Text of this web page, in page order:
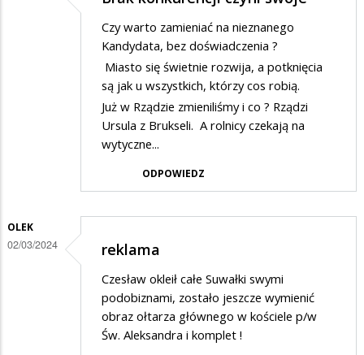
Czy warto zamieniać na nieznanego
Kandydata, bez doświadczenia ?
Miasto się świetnie rozwija, a potknięcia
są jak u wszystkich, którzy cos robią.
Już w Rządzie zmieniliśmy i co ? Rządzi
Ursula z Brukseli. A rolnicy czekają na
wytyczne...
ODPOWIEDZ
OLEK
02/03/2024 reklama
Czesław okleił całe Suwałki swymi
podobiznami, zostało jeszcze wymienić
obraz ołtarza głównego w kościele p/w
Św. Aleksandra i komplet !